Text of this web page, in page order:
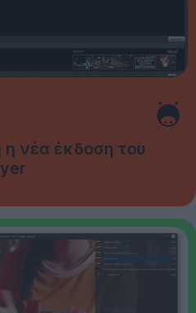
η νέα έκδοση του